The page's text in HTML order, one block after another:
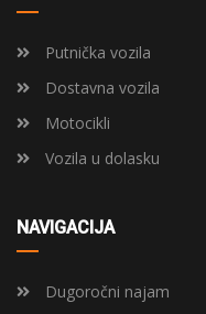
Putnička vozila
Dostavna vozila
Motocikli
Vozila u dolasku
NAVIGACIJA
Dugoročni najam